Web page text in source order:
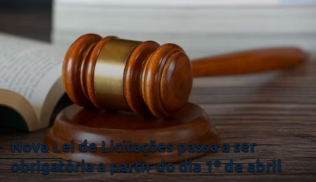
Nova Lei de Licitações passa a ser
obrigatória a partir do dia 1º de abril